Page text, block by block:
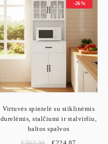
-26%
Virtuvės spintelė su stiklinėmis
durelėmis, stalčiumi ir stalviršiu,
baltos spalvos